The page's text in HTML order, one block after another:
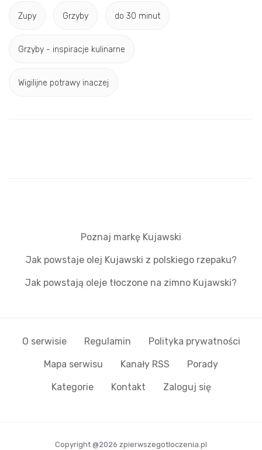
Zupy Grzyby do 30 minut
Grzyby - inspiracje kulinarne
Wigilijne potrawy inaczej
Poznaj markę Kujawski
Jak powstaje olej Kujawski z polskiego rzepaku?
Jak powstają oleje tłoczone na zimno Kujawski?
O serwisie Regulamin Polityka prywatności
Mapa serwisu Kanały RSS Porady
Kategorie Kontakt Zaloguj się
Copyright @2026 zpierwszegotloczenia.pl